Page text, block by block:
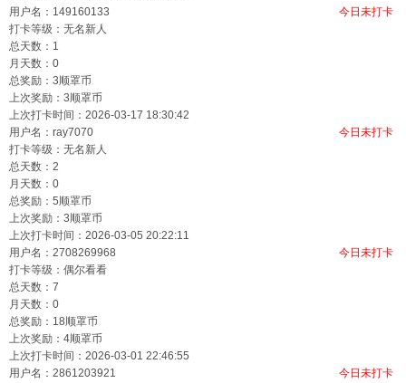
用户名： 149160133
今日未打卡
打卡等级：无名新人
总天数：1
月天数：0
总奖励：3顺罩币
上次奖励：3顺罩币
上次打卡时间：2026-03-17 18:30:42
用户名： ray7070
今日未打卡
打卡等级：无名新人
总天数：2
月天数：0
总奖励：5顺罩币
上次奖励：3顺罩币
上次打卡时间：2026-03-05 20:22:11
用户名： 2708269968
今日未打卡
打卡等级：偶尔看看
总天数：7
月天数：0
总奖励：18顺罩币
上次奖励：4顺罩币
上次打卡时间：2026-03-01 22:46:55
用户名： 2861203921
今日未打卡